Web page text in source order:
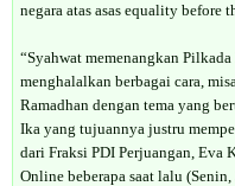
negara atas asas equality
“Syahwat memenangkan
menghalalkan berbagai cara,
Ramadhan dengan tema yang
Ika yang tujuannya justru
dari Fraksi PDI Perjuangan, Eva
Online beberapa saat lalu